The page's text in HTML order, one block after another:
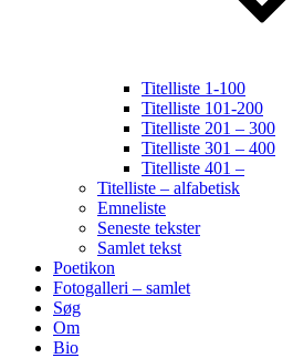
Titelliste 1-100
Titelliste 101-200
Titelliste 201 – 300
Titelliste 301 – 400
Titelliste 401 –
Titelliste – alfabetisk
Emneliste
Seneste tekster
Samlet tekst
Poetikon
Fotogalleri – samlet
Søg
Om
Bio